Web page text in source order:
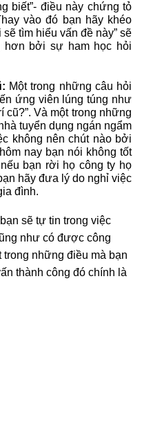
biết”- điều này chứng tỏ
vào đó bạn hãy khéo
tìm hiểu vấn đề này” sẽ
hơn bởi sự ham học hỏi
Một trong những câu hỏi
ứng viên lúng túng như
cũ?”. Và một trong những
tuyển dụng ngán ngẩm
không nên chút nào bởi
nay bạn nói không tốt
bạn rời họ công ty họ
hãy đưa lý do nghỉ việc
đình.
sẽ tự tin trong việc
như có được công
những điều mà bạn
thành công đó chính là